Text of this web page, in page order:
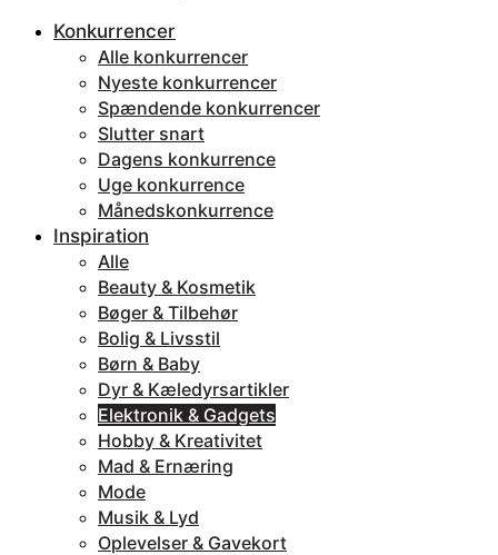
Konkurrencer
Alle konkurrencer
Nyeste konkurrencer
Spændende konkurrencer
Slutter snart
Dagens konkurrence
Uge konkurrence
Månedskonkurrence
Inspiration
Alle
Beauty & Kosmetik
Bøger & Tilbehør
Bolig & Livsstil
Børn & Baby
Dyr & Kæledyrsartikler
Elektronik & Gadgets
Hobby & Kreativitet
Mad & Ernæring
Mode
Musik & Lyd
Oplevelser & Gavekort